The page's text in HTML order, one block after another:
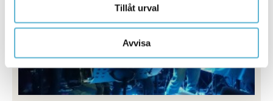
Tillåt urval
Avvisa